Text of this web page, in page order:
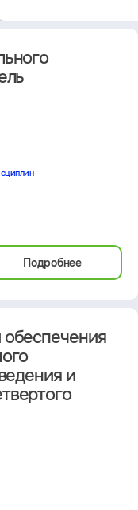
Подробнее
и